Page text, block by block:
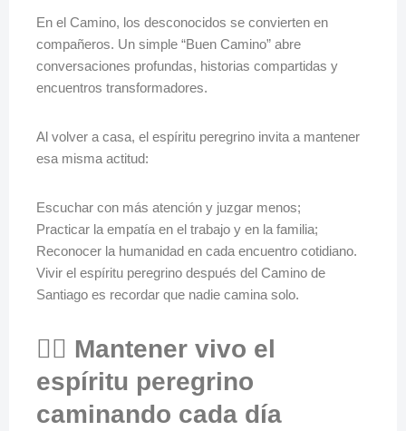
En el Camino, los desconocidos se convierten en
compañeros. Un simple “Buen Camino” abre
conversaciones profundas, historias compartidas y
encuentros transformadores.
Al volver a casa, el espíritu peregrino invita a mantener
esa misma actitud:
Escuchar con más atención y juzgar menos;
Practicar la empatía en el trabajo y en la familia;
Reconocer la humanidad en cada encuentro cotidiano.
Vivir el espíritu peregrino después del Camino de
Santiago es recordar que nadie camina solo.
🚶‍♀️ Mantener vivo el
espíritu peregrino
caminando cada día